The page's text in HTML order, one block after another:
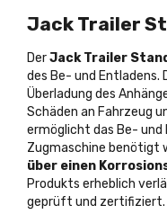
Jack Trailer
DerJack Trailer
des Be- und Entladens.
Überladung des
Schäden an Fahrzeug
ermöglicht das Be- und
Zugmaschine benötigt
über einen
Produkts erheblich
geprüft und zertifiziert.